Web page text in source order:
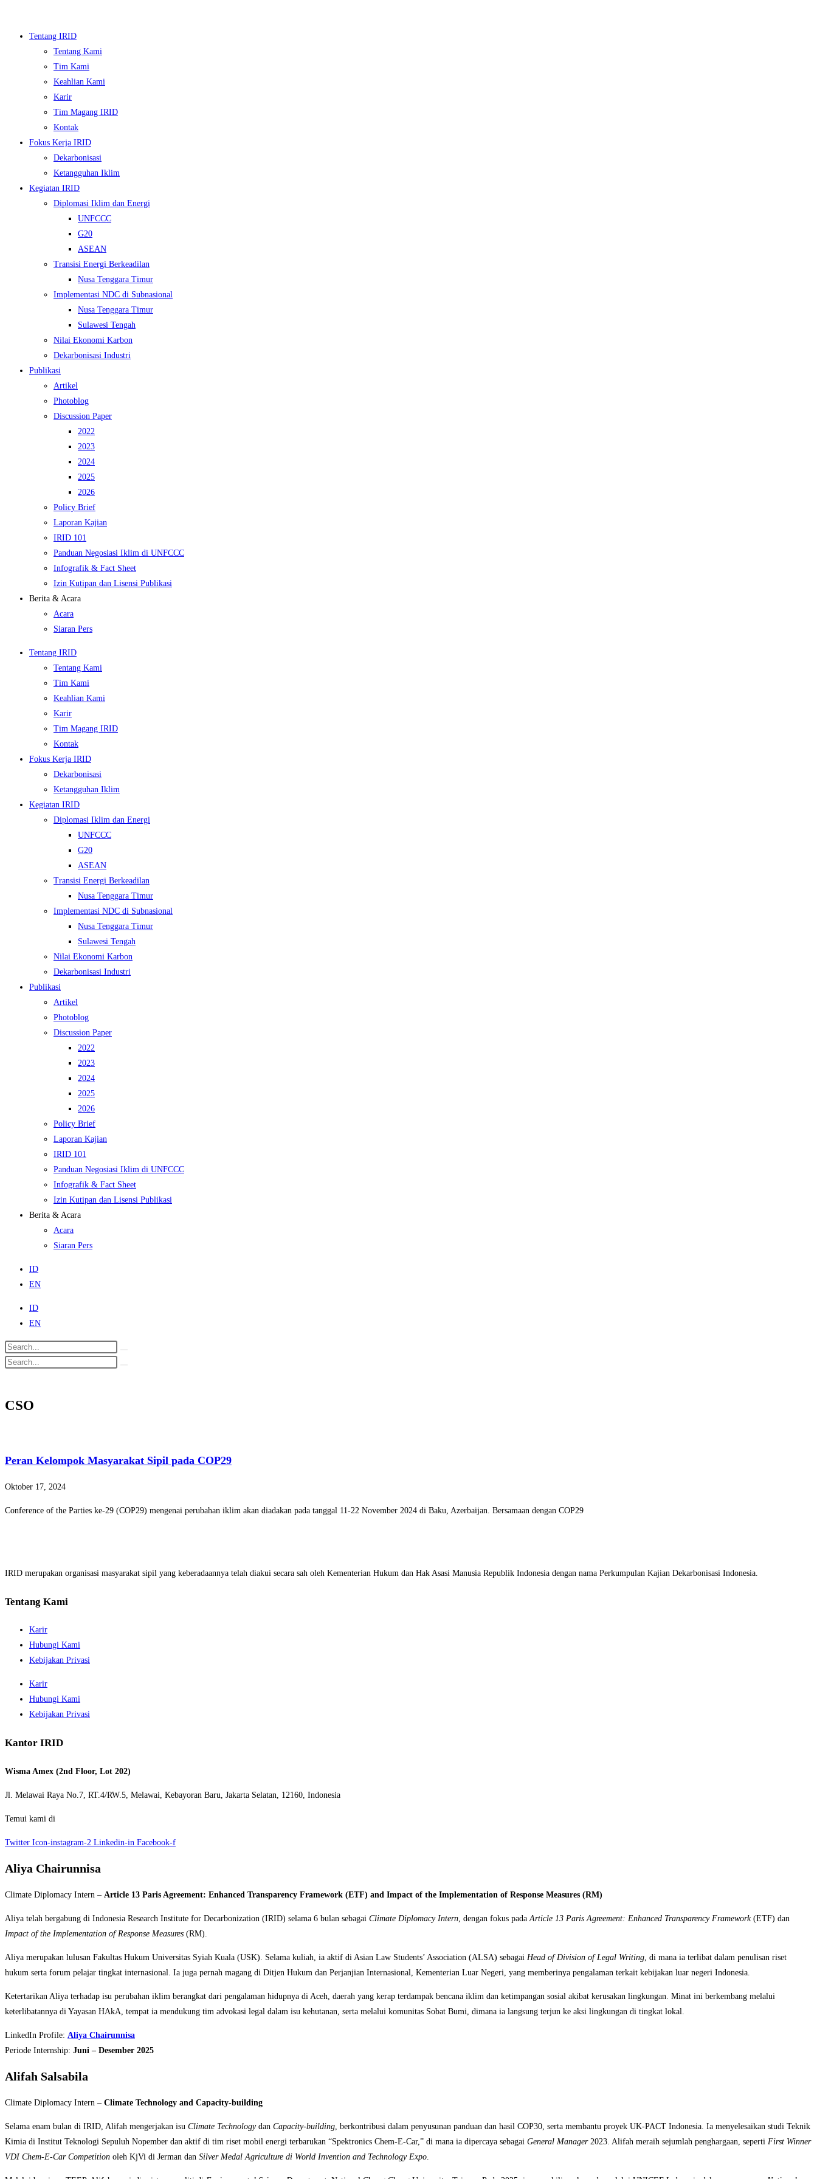
Tentang IRID
Tentang Kami
Tim Kami
Keahlian Kami
Karir
Tim Magang IRID
Kontak
Fokus Kerja IRID
Dekarbonisasi
Ketangguhan Iklim
Kegiatan IRID
Diplomasi Iklim dan Energi
UNFCCC
G20
ASEAN
Transisi Energi Berkeadilan
Nusa Tenggara Timur
Implementasi NDC di Subnasional
Nusa Tenggara Timur
Sulawesi Tengah
Nilai Ekonomi Karbon
Dekarbonisasi Industri
Publikasi
Artikel
Photoblog
Discussion Paper
2022
2023
2024
2025
2026
Policy Brief
Laporan Kajian
IRID 101
Panduan Negosiasi Iklim di UNFCCC
Infografik & Fact Sheet
Izin Kutipan dan Lisensi Publikasi
Berita & Acara
Acara
Siaran Pers
Tentang IRID
Tentang Kami
Tim Kami
Keahlian Kami
Karir
Tim Magang IRID
Kontak
Fokus Kerja IRID
Dekarbonisasi
Ketangguhan Iklim
Kegiatan IRID
Diplomasi Iklim dan Energi
UNFCCC
G20
ASEAN
Transisi Energi Berkeadilan
Nusa Tenggara Timur
Implementasi NDC di Subnasional
Nusa Tenggara Timur
Sulawesi Tengah
Nilai Ekonomi Karbon
Dekarbonisasi Industri
Publikasi
Artikel
Photoblog
Discussion Paper
2022
2023
2024
2025
2026
Policy Brief
Laporan Kajian
IRID 101
Panduan Negosiasi Iklim di UNFCCC
Infografik & Fact Sheet
Izin Kutipan dan Lisensi Publikasi
Berita & Acara
Acara
Siaran Pers
ID
EN
ID
EN
CSO
Peran Kelompok Masyarakat Sipil pada COP29
Oktober 17, 2024
Conference of the Parties ke-29 (COP29) mengenai perubahan iklim akan diadakan pada tanggal 11-22 November 2024 di Baku, Azerbaijan. Bersamaan dengan COP29
IRID merupakan organisasi masyarakat sipil yang keberadaannya telah diakui secara sah oleh Kementerian Hukum dan Hak Asasi Manusia Republik Indonesia dengan nama Perkumpulan Kajian Dekarbonisasi Indonesia.
Tentang Kami
Karir
Hubungi Kami
Kebijakan Privasi
Karir
Hubungi Kami
Kebijakan Privasi
Kantor IRID
Wisma Amex (2nd Floor, Lot 202)
Jl. Melawai Raya No.7, RT.4/RW.5, Melawai, Kebayoran Baru, Jakarta Selatan, 12160, Indonesia
Temui kami di
Twitter Icon-instagram-2 Linkedin-in Facebook-f
Aliya Chairunnisa
Climate Diplomacy Intern – Article 13 Paris Agreement: Enhanced Transparency Framework (ETF) and Impact of the Implementation of Response Measures (RM)
Aliya telah bergabung di Indonesia Research Institute for Decarbonization (IRID) selama 6 bulan sebagai Climate Diplomacy Intern , dengan fokus pada Article 13 Paris Agreement: Enhanced Transparency Framework(ETF) dan
Impact of the Implementation of Response Measures (RM).
Aliya merupakan lulusan Fakultas Hukum Universitas Syiah Kuala (USK). Selama kuliah, ia aktif di Asian Law Students’ Association (ALSA) sebagai Head of Division of Legal Writing , di mana ia terlibat dalam penulisan riset
hukum serta forum pelajar tingkat internasional. Ia juga pernah magang di Ditjen Hukum dan Perjanjian Internasional, Kementerian Luar Negeri, yang memberinya pengalaman terkait kebijakan luar negeri Indonesia.
Ketertarikan Aliya terhadap isu perubahan iklim berangkat dari pengalaman hidupnya di Aceh, daerah yang kerap terdampak bencana iklim dan ketimpangan sosial akibat kerusakan lingkungan. Minat ini berkembang melalui
keterlibatannya di Yayasan HAkA, tempat ia mendukung tim advokasi legal dalam isu kehutanan, serta melalui komunitas Sobat Bumi, dimana ia langsung terjun ke aksi lingkungan di tingkat lokal.
LinkedIn Profile: Aliya Chairunnisa
Periode Internship: Juni – Desember 2025
Alifah Salsabila
Climate Diplomacy Intern – Climate Technology and Capacity-building
Selama enam bulan di IRID, Alifah mengerjakan isu Climate Technologydan Capacity-building , berkontribusi dalam penyusunan panduan dan hasil COP30, serta membantu proyek UK-PACT Indonesia. Ia menyelesaikan studi Teknik
Kimia di Institut Teknologi Sepuluh Nopember dan aktif di tim riset mobil energi terbarukan “Spektronics Chem-E-Car,” di mana ia dipercaya sebagai General Manager 2023. Alifah meraih sejumlah penghargaan, seperti First Winner
VDI Chem-E-Car Competition oleh KjVi di Jerman dan Silver Medal Agriculture di World Invention and Technology Expo